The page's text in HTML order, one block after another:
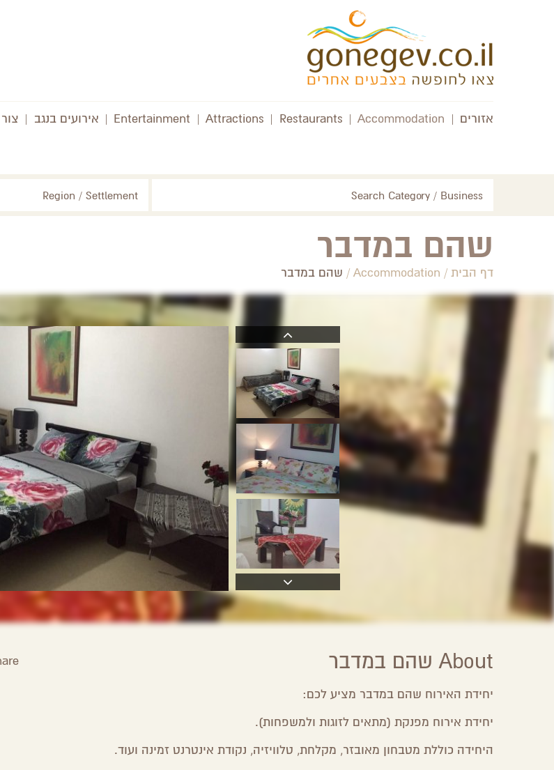
אזורים |
Accommodation
|
Restaurants
|
Attractions
|
Entertainment
| אירועים בנגב |
Search Category / Business
Region / Settlement
שהם במדבר
דף הבית /
Accommodation
/ שהם במדבר
About שהם במדבר
יחידת האירוח שהם במדבר מציע לכם:
יחידת אירוח מפנקת (מתאים לזוגות ולמשפחות).
היחידה כוללת מטבחון מאובזר, מקלחת, טלוויזיה, נקודת אינטרנט זמינה ועוד.